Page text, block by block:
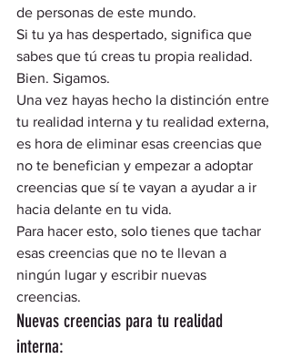
de personas de este mundo.
Si tu ya has despertado, significa que
sabes que tú creas tu propia realidad.
Bien. Sigamos.
Una vez hayas hecho la distinción entre
tu realidad interna y tu realidad externa,
es hora de eliminar esas creencias que
no te benefician y empezar a adoptar
creencias que sí te vayan a ayudar a ir
hacia delante en tu vida.
Para hacer esto, solo tienes que tachar
esas creencias que no te llevan a
ningún lugar y escribir nuevas
creencias.
Nuevas creencias para tu realidad
interna: